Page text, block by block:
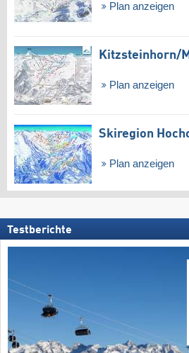
Plan anzeigen
Kitzsteinhorn/​
Plan anzeigen
Skiregion
Plan anzeigen
Testberichte